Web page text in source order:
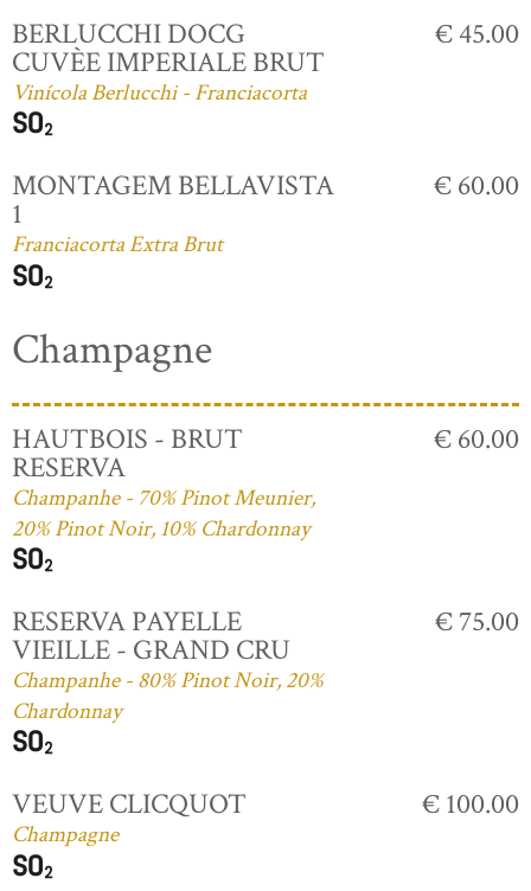
BERLUCCHI DOCG
CUVÈE IMPERIALE BRUT
Vinícola Berlucchi - Franciacorta
€ 45.00
MONTAGEM BELLAVISTA
1
Franciacorta Extra Brut
€ 60.00
Champagne
HAUTBOIS - BRUT
RESERVA
Champanhe - 70% Pinot Meunier,
20% Pinot Noir, 10% Chardonnay
€ 60.00
RESERVA PAYELLE
VIEILLE - GRAND CRU
Champanhe - 80% Pinot Noir, 20%
Chardonnay
€ 75.00
VEUVE CLICQUOT
Champagne
€ 100.00